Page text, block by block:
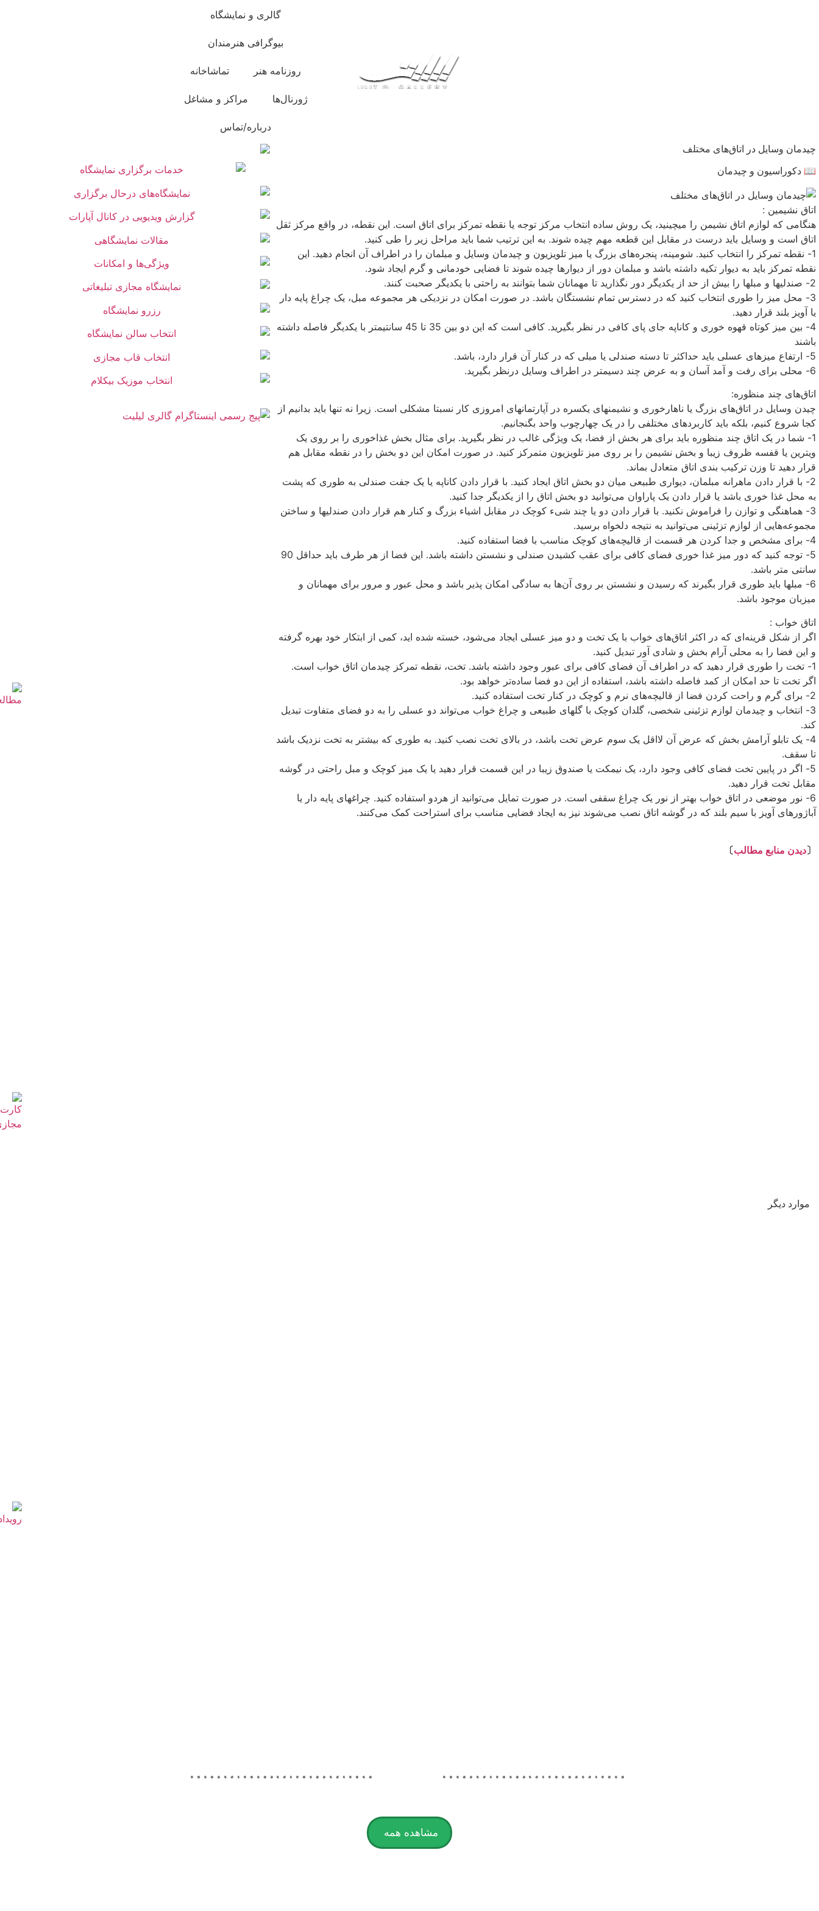
گالری و نمایشگاه
بیوگرافی هنرمندان
روزنامه هنر تماشاخانه
ژورنال‌ها مراکز و مشاغل
درباره/تماس
چیدمان وسایل در اتاق‌های مختلف
📖 دکوراسیون و چیدمان
اتاق نشیمین :
هنگامی که لوازم اتاق نشیمن را میچینید، یک روش ساده انتخاب مرکز توجه یا نقطه تمرکز برای اتاق است. این نقطه، در واقع مرکز ثقل
اتاق است و وسایل باید درست در مقابل این قطعه مهم چیده شوند. به این ترتیب شما باید مراحل زیر را طی کنید.
1- نقطه تمرکز را انتخاب کنید. شومینه، پنجره‌های بزرگ یا میز تلویزیون و چیدمان وسایل و مبلمان را در اطراف آن انجام دهید. این
نقطه تمرکز باید به دیوار تکیه داشته باشد و مبلمان دور از دیوارها چیده شوند تا فضایی خودمانی و گرم ایجاد شود.
2- صندلیها و مبلها را بیش از حد از یکدیگر دور نگذارید تا مهمانان شما بتوانند به راحتی با یکدیگر صحبت کنند.
3- محل میز را طوری انتخاب کنید که در دسترس تمام نشستگان باشد. در صورت امکان در نزدیکی هر مجموعه مبل، یک چراغ پایه دار
یا آویز بلند قرار دهید.
4- بین میز کوتاه قهوه خوری و کاناپه جای پای کافی در نظر بگیرید. کافی است که این دو بین 35 تا 45 سانتیمتر با یکدیگر فاصله داشته
باشند
5- ارتفاع میزهای عسلی باید حداکثر تا دسته صندلی یا مبلی که در کنار آن قرار دارد، باشد.
6- محلی برای رفت و آمد آسان و به عرض چند دسیمتر در اطراف وسایل درنظر بگیرید.
اتاق‌های چند منظوره:
چیدن وسایل در اتاق‌های بزرگ یا ناهارخوری و نشیمنهای یکسره در آپارتمانهای امروزی کار نسبتا مشکلی است. زیرا نه تنها باید بدانیم از
کجا شروع کنیم، بلکه باید کاربردهای مختلفی را در یک چهارچوب واحد بگنجانیم.
1- شما در یک اتاق چند منظوره باید برای هر بخش از فضا، یک ویژگی غالب در نظر بگیرید. برای مثال بخش غذاخوری را بر روی یک
ویترین یا قفسه ظروف زیبا و بخش نشیمن را بر روی میز تلویزیون متمرکز کنید. در صورت امکان این دو بخش را در نقطه مقابل هم
قرار دهید تا وزن ترکیب بندی اتاق متعادل بماند.
2- با قرار دادن ماهرانه مبلمان، دیواری طبیعی میان دو بخش اتاق ایجاد کنید. با قرار دادن کاناپه یا یک جفت صندلی به طوری که پشت
به محل غذا خوری باشد یا قرار دادن یک پاراوان می‌توانید دو بخش اتاق را از یکدیگر جدا کنید.
3- هماهنگی و توازن را فراموش نکنید. با قرار دادن دو یا چند شیء کوچک در مقابل اشیاء بزرگ و کنار هم قرار دادن صندلیها و ساختن
مجموعه‌هایی از لوازم تزئینی می‌توانید به نتیجه دلخواه برسید.
4- برای مشخص و جدا کردن هر قسمت از قالیچه‌های کوچک مناسب با فضا استفاده کنید.
5- توجه کنید که دور میز غذا خوری فضای کافی برای عقب کشیدن صندلی و نشستن داشته باشد. این فضا از هر طرف باید حداقل 90
سانتی متر باشد.
6- مبلها باید طوری قرار بگیرند که رسیدن و نشستن بر روی آن‌ها به سادگی امکان پذیر باشد و محل عبور و مرور برای مهمانان و
میزبان موجود باشد.
اتاق خواب :
اگر از شکل قرینه‌ای که در اکثر اتاق‌های خواب با یک تخت و دو میز عسلی ایجاد می‌شود، خسته شده اید، کمی از ابتکار خود بهره گرفته
و این فضا را به محلی آرام بخش و شادی آور تبدیل کنید.
1- تخت را طوری قرار دهید که در اطراف آن فضای کافی برای عبور وجود داشته باشد. تخت، نقطه تمرکز چیدمان اتاق خواب است.
اگر تخت تا حد امکان از کمد فاصله داشته باشد، استفاده از این دو فضا ساده‌تر خواهد بود.
2- برای گرم و راحت کردن فضا از قالیچه‌های نرم و کوچک در کنار تخت استفاده کنید.
3- انتخاب و چیدمان لوازم تزئینی شخصی، گلدان کوچک با گلهای طبیعی و چراغ خواب می‌تواند دو عسلی را به دو فضای متفاوت تبدیل
کند.
4- یک تابلو آرامش بخش که عرض آن لااقل یک سوم عرض تخت باشد، در بالای تخت نصب کنید. به طوری که بیشتر به تخت نزدیک باشد
تا سقف.
5- اگر در پایین تخت فضای کافی وجود دارد، یک نیمکت یا صندوق زیبا در این قسمت قرار دهید یا یک میز کوچک و مبل راحتی در گوشه
مقابل تخت قرار دهید.
6- نور موضعی در اتاق خواب بهتر از نور یک چراغ سقفی است. در صورت تمایل می‌توانید از هردو استفاده کنید. چراغهای پایه دار یا
آباژورهای آویز با سیم بلند که در گوشه اتاق نصب می‌شوند نیز به ایجاد فضایی مناسب برای استراحت کمک می‌کنند.
〔دیدن منابع مطالب〕
موارد دیگر
مشاهده همه